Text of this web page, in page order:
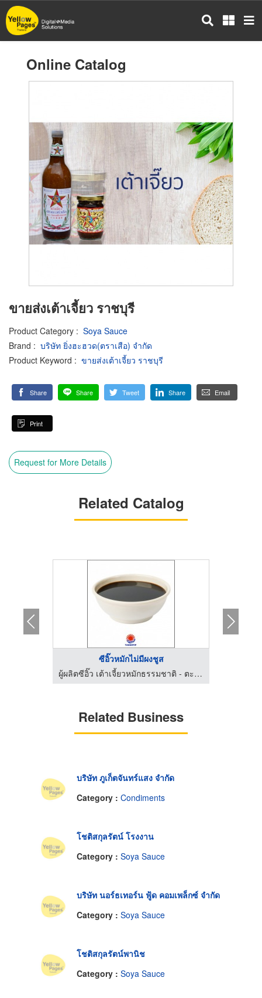
Skip
to
main
Online Catalog
ขายส่งเต้าเจี้ยว ราชบุรี
Product Category : Soya Sauce
Brand : บริษัท ยิ่งฮะฮวด(ตราเสือ) จำกัด
Product Keyword : ขายส่งเต้าเจี้ยว ราชบุรี
Share Share Tweet Share Email
Print
Request for More Details
Related Catalog
ซีอิ๊วหมักไม่มีผงชูส
ผู้ผลิตซีอิ๊ว เต้าเจี้ยวหมักธรรมชาติ - ตะวันทิพย์ ฟูดโปรดักส์
Related Business
บริษัท ภูเก็ตจันทร์แสง จำกัด
Category : Condiments
โชติสกุลรัตน์ โรงงาน
Category : Soya Sauce
บริษัท นอร์ธเทอร์น ฟู้ด คอมเพล็กซ์ จำกัด
Category : Soya Sauce
โชติสกุลรัตน์พานิช
Category : Soya Sauce